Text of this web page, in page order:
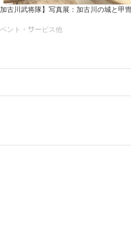
古川武将隊】写真展：加古川の城と甲
ント・サービス他